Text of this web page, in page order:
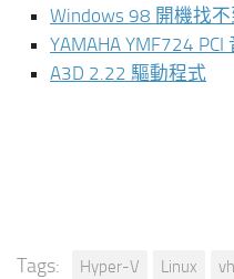
Windows 98 開機找不
YAMAHA YMF724 PCI
A3D 2.22 驅動程式
Tags: Hyper-V Linux